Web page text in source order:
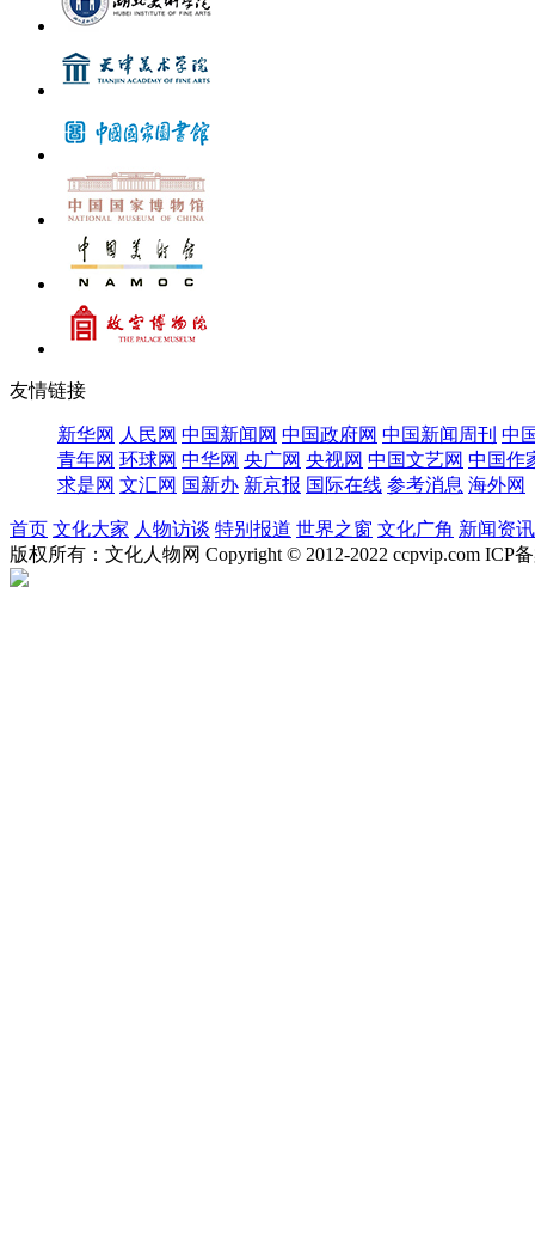
友情链接
新华网 人民网 中国新闻网 中国政府网 中国新闻周刊 中
青年网 环球网 中华网 央广网 央视网 中国文艺网 中国作
求是网 文汇网 国新办 新京报 国际在线 参考消息 海外网
首页 文化大家 人物访谈 特别报道 世界之窗 文化广角 新闻资讯
版权所有：文化人物网 Copyright © 2012-2022 ccpvip.com ICP